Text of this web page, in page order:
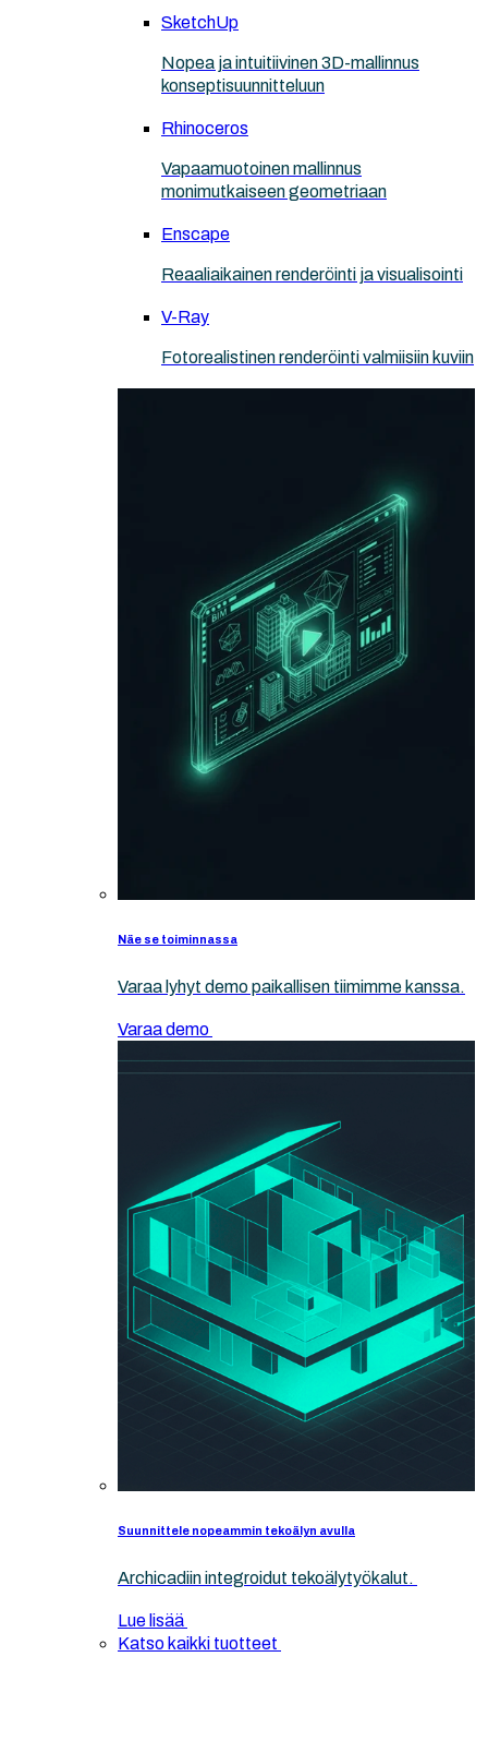
SketchUp
Nopea ja intuitiivinen 3D-mallinnus
konseptisuunnitteluun
Rhinoceros
Vapaamuotoinen mallinnus
monimutkaiseen geometriaan
Enscape
Reaaliaikainen renderöinti ja visualisointi
V-Ray
Fotorealistinen renderöinti valmiisiin kuviin
Näe se toiminnassa
Varaa lyhyt demo paikallisen tiimimme kanssa.
Varaa demo
Suunnittele nopeammin tekoälyn avulla
Archicadiin integroidut tekoälytyökalut.
Lue lisää
Katso kaikki tuotteet